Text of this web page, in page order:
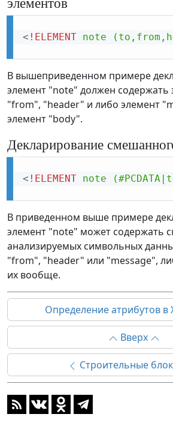
< !ELEMENT note
В вышеприведенном примере
элемент "note" должен содержать
"from", "header" и либо элемент
элемент "body".
Декларирование
< !ELEMENT note
В приведенном выше примере
элемент "note" может содержать
анализируемых символьных
"from", "header" или "message",
их вообще.
Определение атрибутов в
Вверх
Строительные